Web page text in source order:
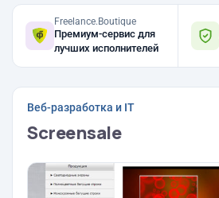
Freelance.Boutique
Премиум-сервис для
лучших исполнителей
Веб-разработка и IT
Screensale